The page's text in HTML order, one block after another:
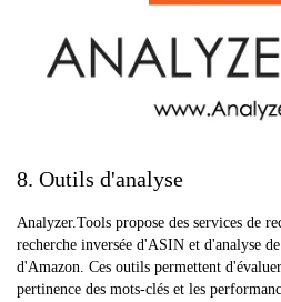
8. Outils d'analyse
Analyzer.Tools propose des services de
recherche inversée d'ASIN et d'analyse
d'Amazon. Ces outils permettent
pertinence des mots-clés et les